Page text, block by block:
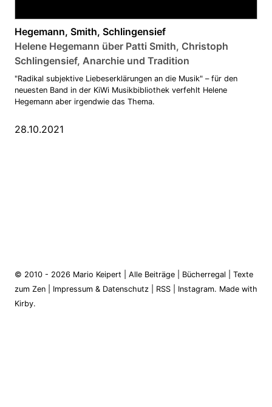
Hegemann, Smith, Schlingensief
Helene Hegemann über Patti Smith, Christoph
Schlingensief, Anarchie und Tradition
"Radikal subjektive Liebeserklärungen an die Musik" – für den
neuesten Band in der KiWi Musikbibliothek verfehlt Helene
Hegemann aber irgendwie das Thema.
28.10.2021
© 2010 - 2026 Mario Keipert Alle Beiträge Bücherregal
Texte
zum Zen
Impressum & Datenschutz RSS Instagram. Made with
Kirby.